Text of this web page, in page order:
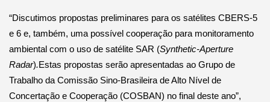
“Discutimos propostas preliminares para os satélites CBERS-5
e 6 e, também, uma possível cooperação para monitoramento
ambiental com o uso de satélite SAR (Synthetic-Aperture
Radar).Estas propostas serão apresentadas ao Grupo de
Trabalho da Comissão Sino-Brasileira de Alto Nível de
Concertação e Cooperação (COSBAN) no final deste ano”,